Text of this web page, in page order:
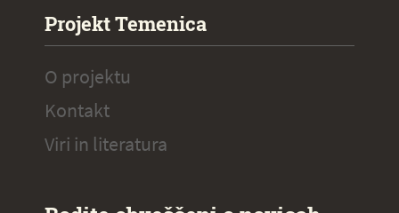
Projekt Temenica
O projektu
Kontakt
Viri in literatura